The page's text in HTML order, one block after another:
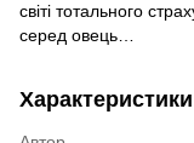
світі тотального
серед овець…
Характеристики